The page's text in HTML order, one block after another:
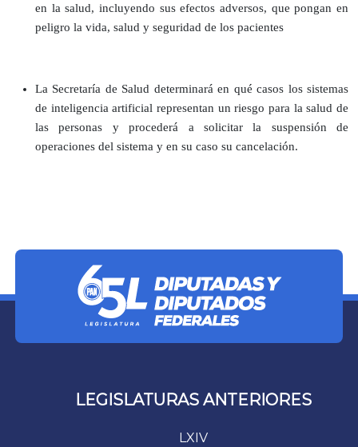
en la salud, incluyendo sus efectos adversos, que pongan en
peligro la vida, salud y seguridad de los pacientes
La Secretaría de Salud determinará en qué casos los sistemas
de inteligencia artificial representan un riesgo para la salud de
las personas y procederá a solicitar la suspensión de
operaciones del sistema y en su caso su cancelación.
LEGISLATURAS ANTERIORES
LXIV